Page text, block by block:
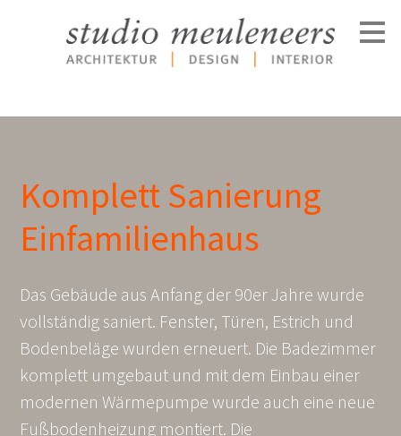
Hauptinhalten
Komplett Sanierung
Einfamilienhaus
Das Gebäude aus Anfang der 90er Jahre wurde
vollständig saniert. Fenster, Türen, Estrich und
Bodenbeläge wurden erneuert. Die Badezimmer
komplett umgebaut und mit dem Einbau einer
modernen Wärmepumpe wurde auch eine neue
Fußbodenheizung montiert. Die